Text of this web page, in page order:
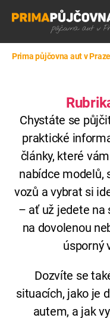
Prima půjčovna aut v Praze
Chystáte se
praktické
články, které vám
nabídce modelů,
vozů avybrat si
– ať už jedete na
na dovolenou
úsporný
Dozvíte se
situacích, jako je
autem, a jak